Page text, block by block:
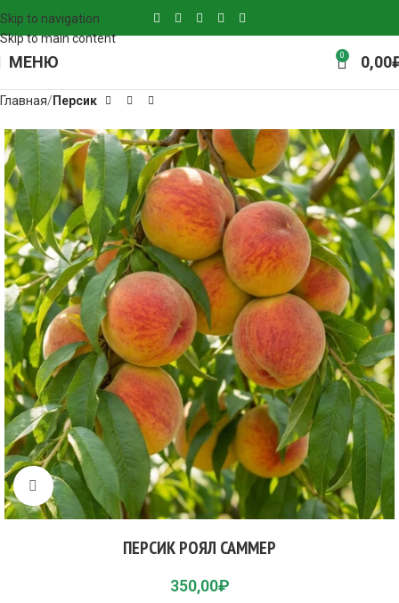
Skip to navigation
Skip to main content
МЕНЮ 0 0,00
Главная Персик
Click to enlarge
ПЕРСИК РОЯЛ САММЕР
350,00₽